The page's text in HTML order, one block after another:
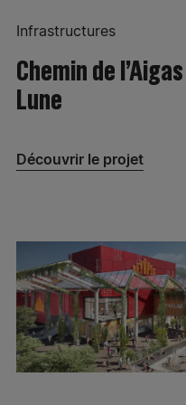
Spie batignolles
Spie batignolles
Spie batignolles
Spie batignolles
Spie batignolles
Infrastructures
Chemin de
Lune
Découvrir le projet